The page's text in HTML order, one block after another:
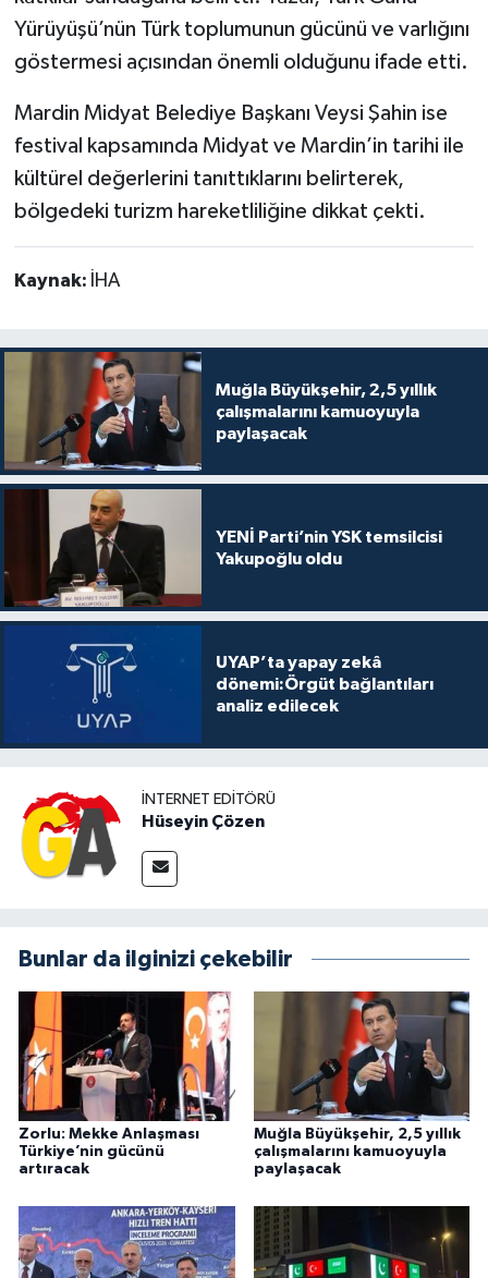
Yürüyüşü’nün Türk toplumunun gücünü ve varlığını
göstermesi açısından önemli olduğunu ifade etti.
Mardin Midyat Belediye Başkanı Veysi Şahin ise
festival kapsamında Midyat ve Mardin’in tarihi ile
kültürel değerlerini tanıttıklarını belirterek,
bölgedeki turizm hareketliliğine dikkat çekti.
Kaynak: İHA
Muğla Büyükşehir, 2,5 yıllık
çalışmalarını kamuoyuyla
paylaşacak
YENİ Parti’nin YSK temsilcisi
Yakupoğlu oldu
UYAP’ta yapay zekâ
dönemi:Örgüt bağlantıları
analiz edilecek
İNTERNET EDITÖRÜ
Hüseyin Çözen
Bunlar da ilginizi çekebilir
Zorlu: Mekke Anlaşması
Türkiye’nin gücünü
artıracak
Muğla Büyükşehir, 2,5 yıllık
çalışmalarını kamuoyuyla
paylaşacak